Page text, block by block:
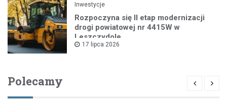
Inwestycje
Rozpoczyna się II etap modernizacji
drogi powiatowej nr 4415W w
Leszczydole
17 lipca 2026
Polecamy